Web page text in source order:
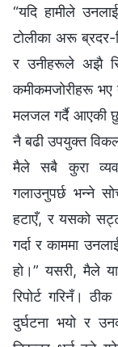
“यदि हामीले
टोलीका अरू
र उनीहरूले अझै
कमीकमजोरीहरू
मलजल गर्दै आएकी
नै बढी उपयुक्त
मैले सबै कुरा
गलाउनुपर्छ भन्ने
हटाएँ, र यसको
गर्दा र काममा
हो।” यसरी, मैले
रिपोर्ट गरिनँ।
दुर्घटना भयो र